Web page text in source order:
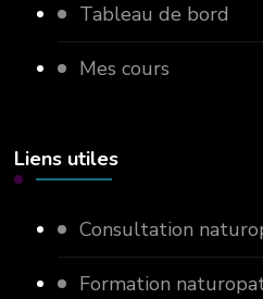
Tableau de bord
Mes cours
Liens utiles
Consultation
Formation